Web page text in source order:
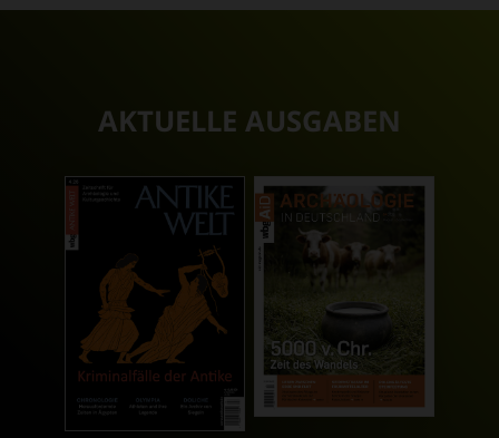
AKTUELLE AUSGABEN